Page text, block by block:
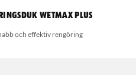
Wetmax Plus
och effektiv rengöring